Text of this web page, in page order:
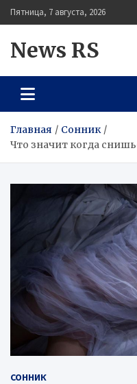
Перейти
к
Пятница, 7 августа, 2026
News RS
Главная
Сонник
Что значит когда
СОННИК